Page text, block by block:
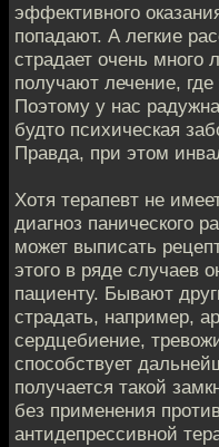
эффективного
попадают. А легкие
страдает очень
получают лечение,
Поэтому у нас
будто психическая
Правда, при этом
Хотя терапевт не
диагноз панического
может выписать
этого в ряде случаев
пациенту. Бывают
страдать, например,
сердцебиение,
способствует
получается такой
без применения
антидепрессивной